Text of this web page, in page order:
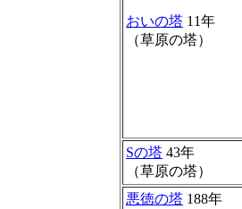
おいの塔 11年
（草原の塔）
Sの塔 43年
（草原の塔）
悪徳の塔 188年